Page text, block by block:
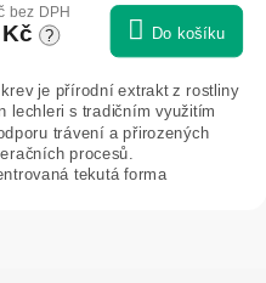
bez DPH
? Do košíku
je přírodní extrakt z rostliny
lechleri s tradičním využitím
trávení a přirozených
procesů.
tekutá forma